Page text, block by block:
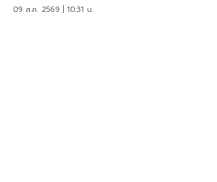
09 ส.ค. 2569 | 10:31 น.